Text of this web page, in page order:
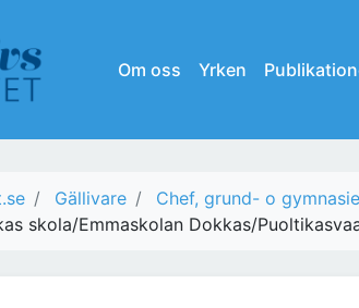
Om oss Yrken
Gällivare
Chef, grund- o
skola/Emmaskolan Dokkas/